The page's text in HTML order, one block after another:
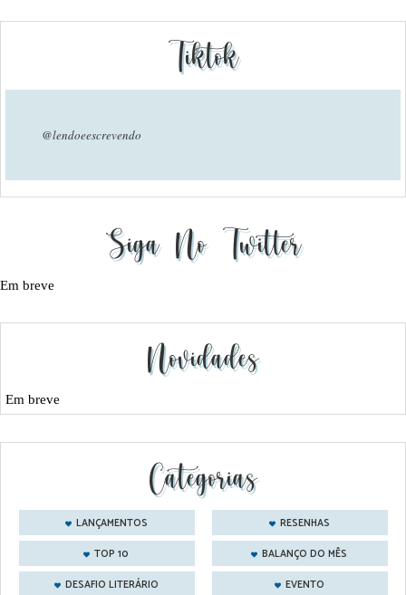
Tiktok
@lendoeescrevendo
Siga No Twitter
Em breve
Novidades
Em breve
Categorias
LANÇAMENTOS
RESENHAS
TOP 10
BALANÇO DO MÊS
DESAFIO LITERÁRIO
EVENTO